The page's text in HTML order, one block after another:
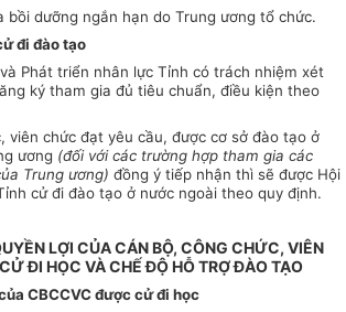
bồi dưỡng ngắn hạn do Trung ương tổ chức.
đi đào tạo
Phát triển nhân lực Tỉnh có trách nhiệm xét
ký tham gia đủ tiêu chuẩn, điều kiện theo
viên chức đạt yêu cầu, được cơ sở đào tạo ở
ương (đối với các trường hợp tham gia các
Trung ương) đồng ý tiếp nhận thì sẽ được Hội
cử đi đào tạo ở nước ngoài theo quy định.
LỢI CỦA CÁN BỘ, CÔNG CHỨC, VIÊN
ĐI HỌC VÀ CHẾ ĐỘ HỖ TRỢ ĐÀO TẠO
CBCCVC được cử đi học